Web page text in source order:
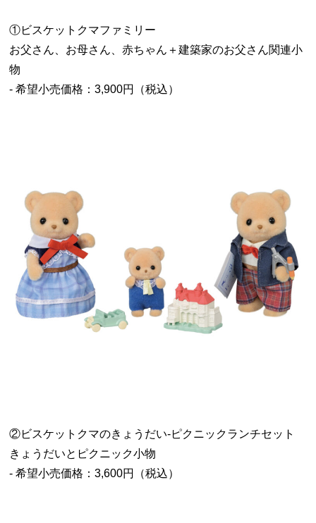
①ビスケットクマファミリー
お父さん、お母さん、赤ちゃん＋建築家のお父さん関連小
物
- 希望小売価格：3,900円（税込）
②ビスケットクマのきょうだい-ピクニックランチセット
きょうだいとピクニック小物
- 希望小売価格：3,600円（税込）